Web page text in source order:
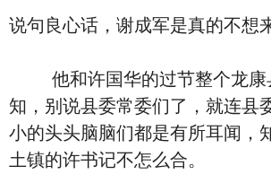
说句良心话，谢成军是真的不想
他和许国华的过节整个龙康
知，别说县委常委们了，就连县
小的头头脑脑们都是有所耳闻，
土镇的许书记不怎么合。